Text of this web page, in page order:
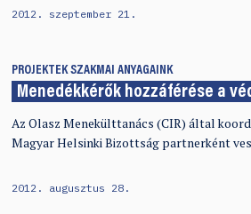
2012. szeptember 21.
PROJEKTEK SZAKMAI ANYAGAINK
Menedékkérők hozzáférése a
Az Olasz Menekülttanács (CIR) által
Magyar Helsinki Bizottság partnerként
2012. augusztus 28.